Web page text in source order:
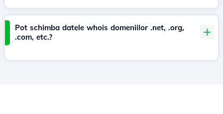
Pot schimba datele whois domeniilor .net, .org,
.com, etc.?